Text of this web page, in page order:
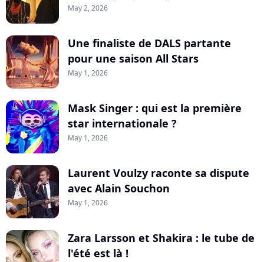
May 2, 2026
Une finaliste de DALS partante
pour une saison All Stars
May 1, 2026
Mask Singer : qui est la première
star internationale ?
May 1, 2026
Laurent Voulzy raconte sa dispute
avec Alain Souchon
May 1, 2026
Zara Larsson et Shakira : le tube de
l'été est là !